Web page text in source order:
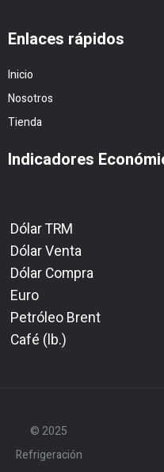
Enlaces rápidos
Inicio
Nosotros
Tienda
Indicadores
Dólar TRM
Dólar Venta
Dólar Compra
Euro
Petróleo Brent
Café (lb.)
© 2025
Refrigeración